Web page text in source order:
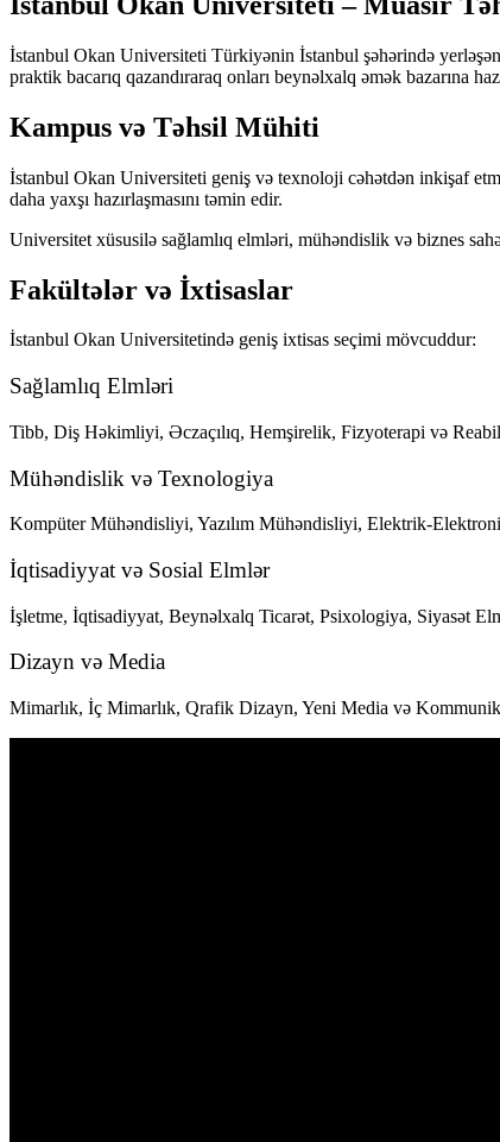
İstanbul Okan Universiteti Türkiyənin İstanbul şəhərində
praktik bacarıq qazandıraraq onları beynəlxalq əmək bazarına
Kampus və Təhsil Mühiti
İstanbul Okan Universiteti geniş və texnoloji cəhətdən inkişaf
daha yaxşı hazırlaşmasını təmin edir.
Universitet xüsusilə sağlamlıq elmləri, mühəndislik və biznes
Fakültələr və İxtisaslar
İstanbul Okan Universitetində geniş ixtisas seçimi mövcuddur:
Sağlamlıq Elmləri
Tibb, Diş Həkimliyi, Əczaçılıq, Hemşirelik, Fizyoterapi və
Mühəndislik və Texnologiya
Kompüter Mühəndisliyi, Yazılım Mühəndisliyi, Elektrik-
İqtisadiyyat və Sosial Elmlər
İşletme, İqtisadiyyat, Beynəlxalq Ticarət, Psixologiya, Siyasət
Dizayn və Media
Mimarlık, İç Mimarlık, Qrafik Dizayn, Yeni Media və